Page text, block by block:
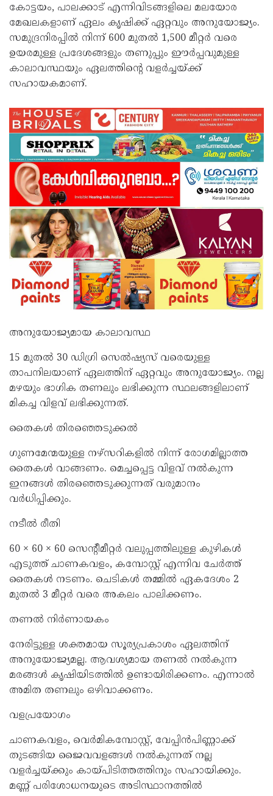
കോട്ടയം, പാലക്കാട് എന്നിവിടങ്ങളിലെ മലയോര
മേഖലകളാണ് ഏലം കൃഷിക്ക് ഏറ്റവും അനുയോജ്യം.
സമുദ്രനിരപ്പിൽ നിന്ന് 600 മുതൽ 1,500 മീറ്റർ വരെ
ഉയരമുള്ള പ്രദേശങ്ങളും തണുപ്പും ഈർപ്പവുമുള്ള
കാലാവസ്ഥയും ഏലത്തിന്റെ വളർച്ചയ്ക്ക്
സഹായകമാണ്.
അനുയോജ്യമായ കാലാവസ്ഥ
15 മുതൽ 30 ഡിഗ്രി സെൽഷ്യസ് വരെയുള്ള
താപനിലയാണ് ഏലത്തിന് ഏറ്റവും അനുയോജ്യം. നല്ല
മഴയും ഭാഗിക തണലും ലഭിക്കുന്ന സ്ഥലങ്ങളിലാണ്
മികച്ച വിളവ് ലഭിക്കുന്നത്.
തൈകൾ തിരഞ്ഞെടുക്കൽ
ഗുണമേന്മയുള്ള നഴ്സറികളിൽ നിന്ന് രോഗമില്ലാത്ത
തൈകൾ വാങ്ങണം. മെച്ചപ്പെട്ട വിളവ് നൽകുന്ന
ഇനങ്ങൾ തിരഞ്ഞെടുക്കുന്നത് വരുമാനം
വർധിപ്പിക്കും.
നടീൽ രീതി
60 × 60 × 60 സെന്റീമീറ്റർ വലുപ്പത്തിലുള്ള കുഴികൾ
എടുത്ത് ചാണകവളം, കമ്പോസ്റ്റ് എന്നിവ ചേർത്ത്
തൈകൾ നടണം. ചെടികൾ തമ്മിൽ ഏകദേശം 2
മുതൽ 3 മീറ്റർ വരെ അകലം പാലിക്കണം.
തണൽ നിർണായകം
നേരിട്ടുള്ള ശക്തമായ സൂര്യപ്രകാശം ഏലത്തിന്
അനുയോജ്യമല്ല. ആവശ്യമായ തണൽ നൽകുന്ന
മരങ്ങൾ കൃഷിയിടത്തിൽ ഉണ്ടായിരിക്കണം. എന്നാൽ
അമിത തണലും ഒഴിവാക്കണം.
വളപ്രയോഗം
ചാണകവളം, വെർമികമ്പോസ്റ്റ്, വേപ്പിൻപിണ്ണാക്ക്
തുടങ്ങിയ ജൈവവളങ്ങൾ നൽകുന്നത് നല്ല
വളർച്ചയ്ക്കും കായ്പിടിത്തത്തിനും സഹായിക്കും.
മണ്ണ് പരിശോധനയുടെ അടിസ്ഥാനത്തിൽ